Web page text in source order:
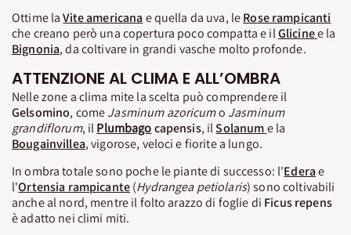
Ottime laVite americana e quella da uva, leRose rampicanti
che creano però una copertura poco compatta e ilGlicinee la
Bignonia, da coltivare in grandi vasche molto profonde.
ATTENZIONE AL CLIMA E ALL’OMBRA
Nelle zone a clima mite la scelta può comprendere il
Gelsomino, comeJasminum azoricumo Jasminum
grandiflorum, ilPlumbagocapensis, ilSolanume la
Bougainvillea, vigorose, veloci e fiorite a lungo.
In ombra totale sono poche le piante di successo: l'Ederae
l'Ortensia rampicante(Hydrangea petiolaris) sono coltivabili
anche al nord, mentre il folto arazzo di foglie di Ficus repens
è adatto nei climi miti.